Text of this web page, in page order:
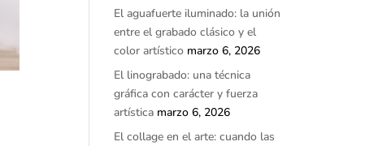
El aguafuerte iluminado: la unión
entre el grabado clásico y el
color artístico marzo 6, 2026
El linograbado: una técnica
gráfica con carácter y fuerza
artística marzo 6, 2026
El collage en el arte: cuando las